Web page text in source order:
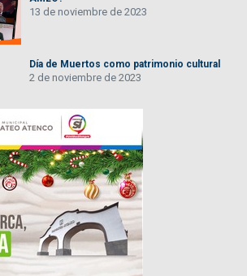
13 de noviembre de 2023
Día de Muertos como patrimonio cultural
2 de noviembre de 2023